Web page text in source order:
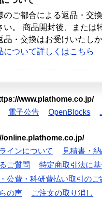
のご都合による返品・交
い。 商品開封後、または
品・交換はお受けいたし
について詳しくはこちら
www.plathome.co.jp/
電子公告 OpenBlocks
online.plathome.co.jp/
インについて
見積書・
ご質問
特定商取引法に
公費・科研費払い取引のご
の声 ご注文の取り消し